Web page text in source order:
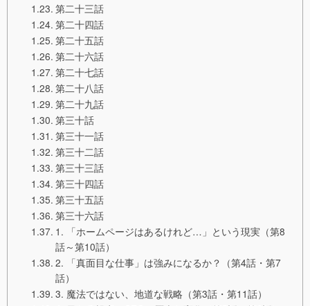
第二十三話
第二十四話
第二十五話
第二十六話
第二十七話
第二十八話
第二十九話
第三十話
第三十一話
第三十二話
第三十三話
第三十四話
第三十五話
第三十六話
1. 「ホームページはあるけれど…」という現実（第8
話～第10話）
2. 「真面目な仕事」は強みになるか？（第4話・第7
話）
3. 魔法ではない、地道な戦略（第3話・第11話）